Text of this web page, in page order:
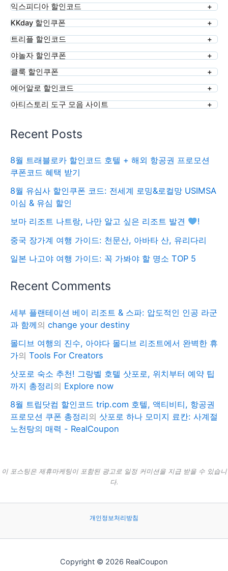
익스피디아 할인코드
KKday 할인쿠폰
트리플 할인코드
야놀자 할인쿠폰
클룩 할인쿠폰
에어알로 할인코드
아티스토리 도구 모음 사이트
Recent Posts
8월 트래블로카 할인코드 호텔 + 해외 항공권 프로모션
쿠폰코드 혜택 받기
8월 유심사 할인쿠폰 코드: 전세계 로밍&로컬망 USIMSA
이심 & 유심 할인
보마 리조트 나트랑, 나만 알고 싶은 리조트 발견
!
중국 장가계 여행 가이드: 천문산, 아바타 산, 유리다리
일본 나고야 여행 가이드: 꼭 가봐야 할 명소 TOP 5
Recent Comments
세부 플랜테이션 베이 리조트 & 스파: 압도적인 인공 라군
과 함께의 change your destiny
몰디브 여행의 진수, 아야다 몰디브 리조트에서 완벽한 휴
가의 Tools For Creators
삿포로 숙소 추천! 그랑벨 호텔 삿포로, 위치부터 예약 팁
까지 총정리의 Explore now
8월 트립닷컴 할인코드 trip.com 호텔, 액티비티, 항공권
프로모션 쿠폰 총정리의 삿포로 하나 모미지 료칸: 사계절
노천탕의 매력 - RealCoupon
이 포스팅은 제휴마케팅이 포함된 광고로 일정 커미션을 지급 받을 수 있습니
다.
개인정보처리방침
Copyright © 2026 RealCoupon